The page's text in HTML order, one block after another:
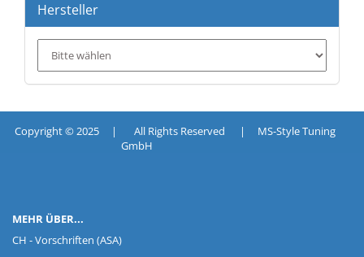
Hersteller
Copyright © 2025 | All Rights Reserved | MS-Style Tuning
GmbH
MEHR ÜBER...
CH - Vorschriften (ASA)